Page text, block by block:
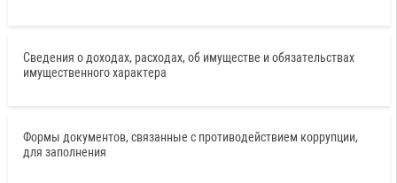
Сведения о доходах, расходах, об имуществе и обязательствах
имущественного характера
Формы документов, связанные с противодействием коррупции,
для заполнения